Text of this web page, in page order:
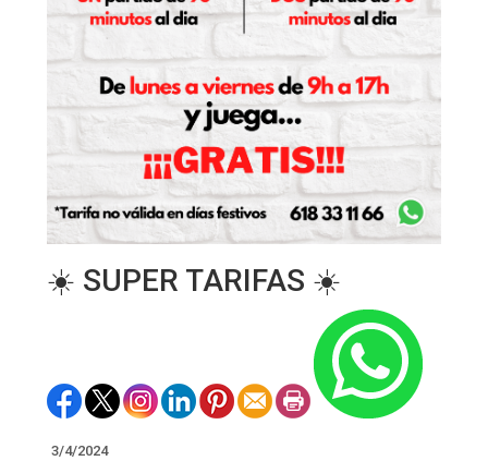
☀️ SUPER TARIFAS ☀️
3/4/2024